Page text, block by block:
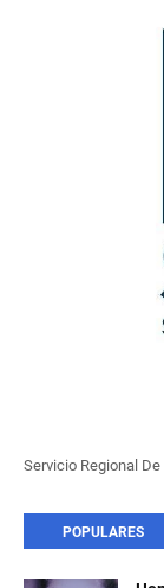
Servicio Regional De
POPULARES